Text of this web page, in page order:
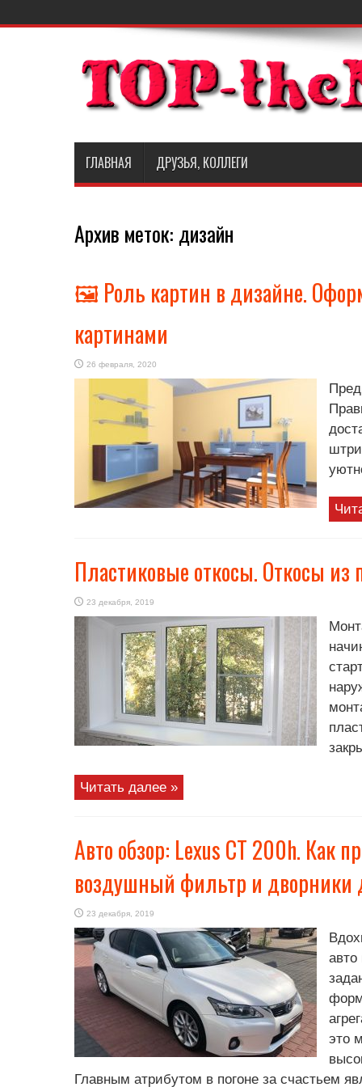
ГЛАВНАЯ ДРУЗЬЯ, КОЛЛЕГИ
Архив меток: дизайн
🖼️ Роль картин в дизайне.
картинами
26 февраля, 2020
Пластиковые откосы. Откосы из
23 декабря, 2019
Читать далее »
Авто обзор: Lexus CT 200h. Как
воздушный фильтр и дворники
23 декабря, 2019
авто
это
Главным атрибутом в погоне за счастьем